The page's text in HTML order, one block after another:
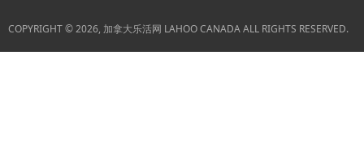
COPYRIGHT © 2026, 加拿大乐活网 LAHOO CANADA ALL RIGHTS RESERVED.